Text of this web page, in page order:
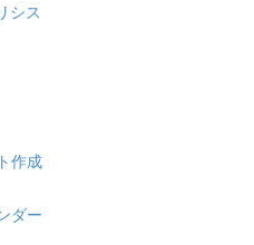
シス
作成
ダー